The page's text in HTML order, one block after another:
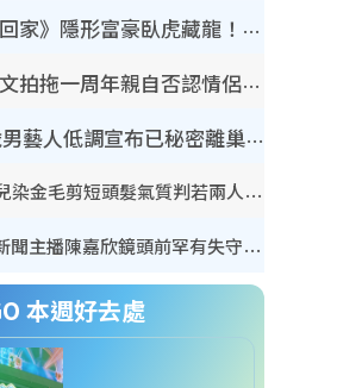
《愛回家》隱形富豪臥虎藏龍！盤點12位財氣逼人的有錢藝人：呢位靚女3億身家唔憂做
葉蒨文拍拖一周年親自否認情侶關係？！被質疑感情造假竟稱GM「普通同事」
30歲男藝人低調宣布已秘密離巢！人氣急跌變失蹤人口︰「這幾年過得並不容易」
簡淑兒染金毛剪短頭髮氣質判若兩人！嚇壞老公麥大力都認唔出：「你做咩事？」
TVB新聞主播陳嘉欣鏡頭前罕有失守！遭林超英一句說話突襲嚇親當場大笑
本週好去處